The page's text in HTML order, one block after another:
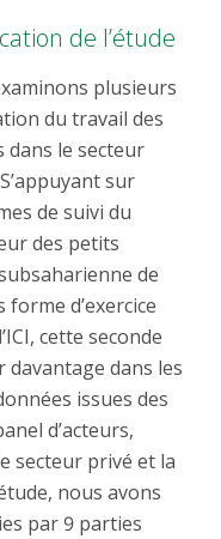
de l’étude
plusieurs
du travail des
le secteur
sur
de suivi du
des petits
de
d’exercice
cette seconde
dans les
issues des
d’acteurs,
secteur privé et la
nous avons
par 9 parties